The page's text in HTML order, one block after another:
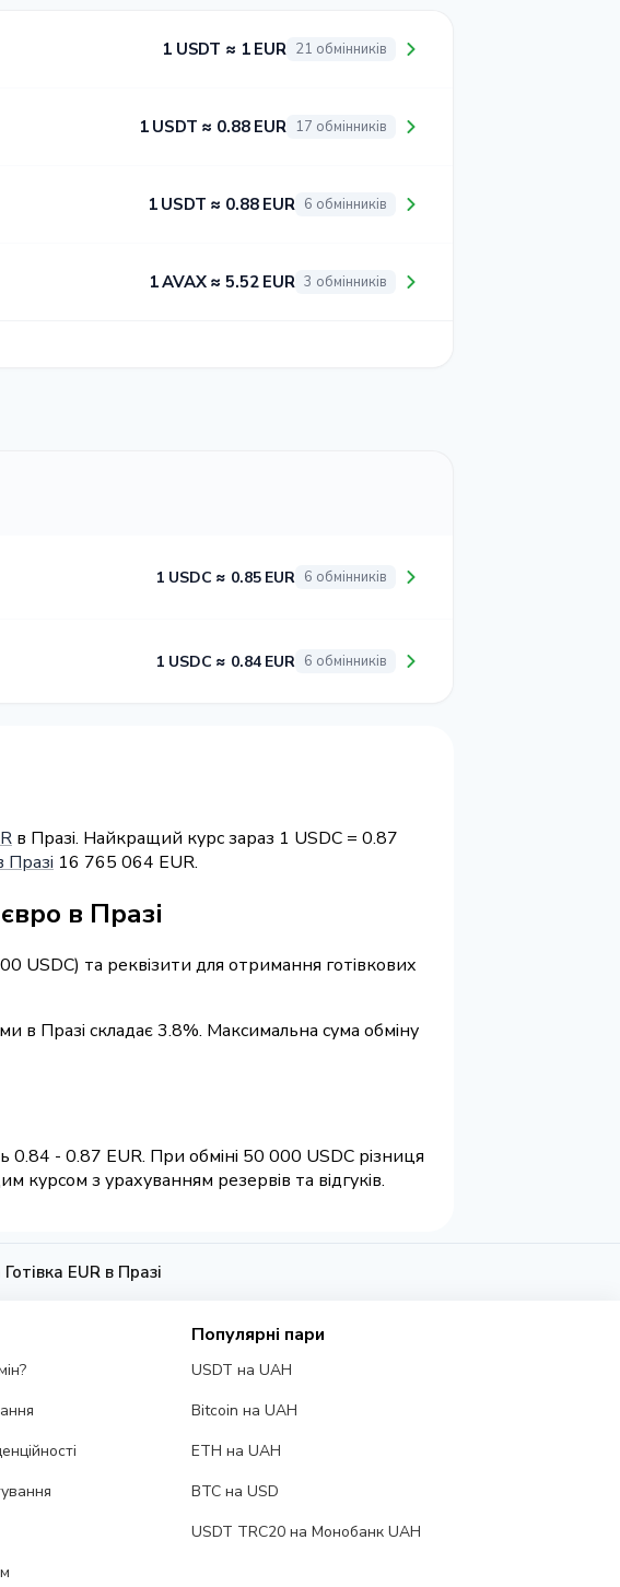
1 USDT ≈ 1 EUR 21 обмінників
1 USDT ≈ 0.88 EUR 17 обмінників
1 USDT ≈ 0.88 EUR 6 обмінників
1 AVAX ≈ 5.52 EUR 3 обмінників
1 USDC ≈ 0.85 EUR 6 обмінників
1 USDC ≈ 0.84 EUR 6 обмінників
в Празі. Найкращий курс зараз 1 USDC = 0.87
Празі 16 765 064 EUR.
в Празі
USDC) та реквізити для отримання готівкових
в Празі складає 3.8%. Максимальна сума обміну
0.84 - 0.87 EUR. При обміні 50 000 USDC різниця
з урахуванням резервів та відгуків.
EUR в Празі
Популярні пари
USDT на UAH
Bitcoin на UAH
ETH на UAH
BTC на USD
USDT TRC20 на Монобанк UAH